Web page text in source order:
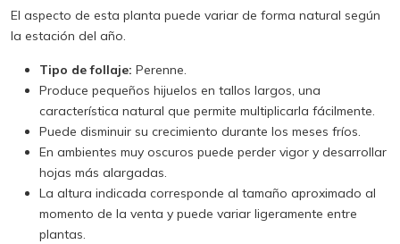
El aspecto de esta planta puede variar de forma natural según
la estación del año.
Tipo de follaje: Perenne.
Produce pequeños hijuelos en tallos largos, una
característica natural que permite multiplicarla fácilmente.
Puede disminuir su crecimiento durante los meses fríos.
En ambientes muy oscuros puede perder vigor y desarrollar
hojas más alargadas.
La altura indicada corresponde al tamaño aproximado al
momento de la venta y puede variar ligeramente entre
plantas.